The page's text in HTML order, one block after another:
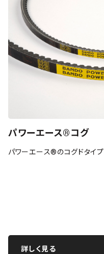
パワーエース®コグ
パワーエース®のコグドタイプ
詳しく見る